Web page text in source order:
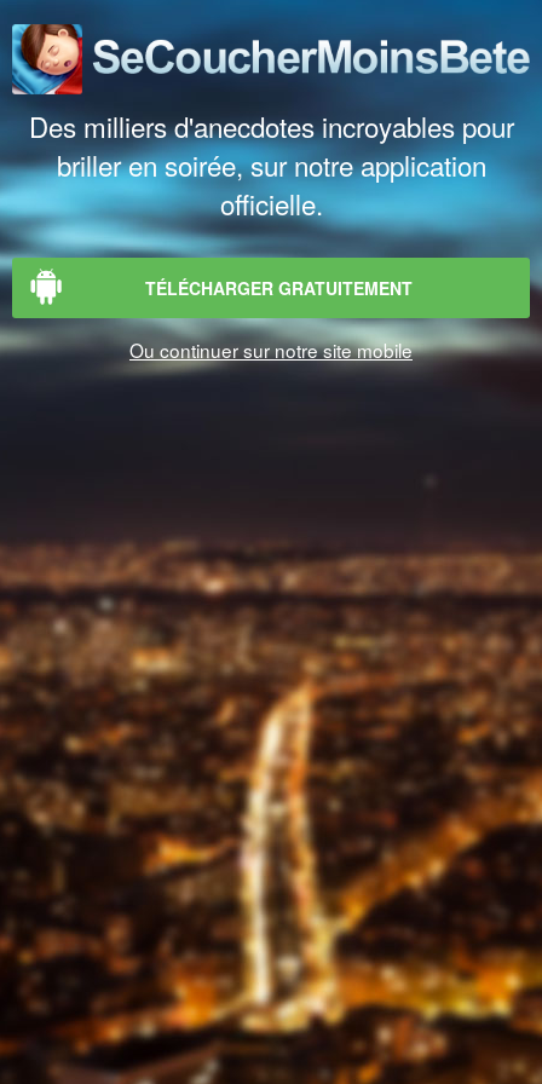
Des milliers d'anecdotes incroyables pour
briller en soirée, sur notre application
officielle.
TÉLÉCHARGER GRATUITEMENT
Ou continuer sur notre site mobile